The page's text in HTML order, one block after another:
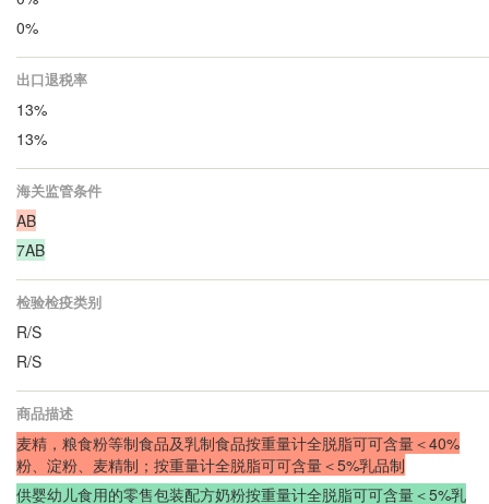
0%
出口退税率
13%
13%
海关监管条件
AB
7AB
检验检疫类别
R/S
R/S
商品描述
麦精，粮食粉等制食品及乳制食品按重量计全脱脂可可含量＜40%
粉、淀粉、麦精制；按重量计全脱脂可可含量＜5%乳品制
供婴幼儿食用的零售包装配方奶粉按重量计全脱脂可可含量＜5%乳